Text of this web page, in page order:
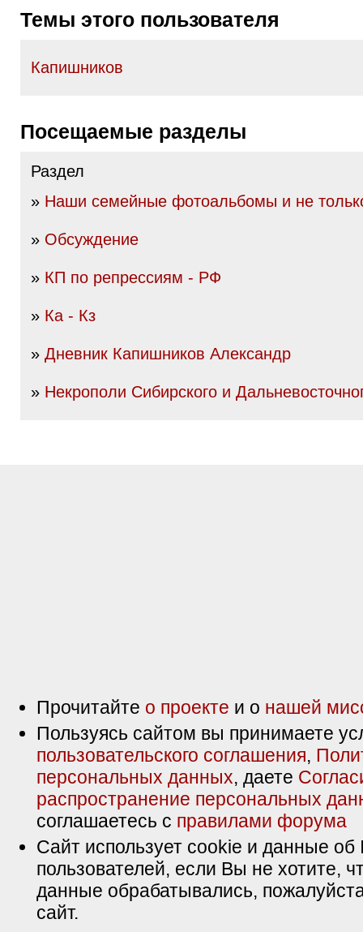
Темы этого пользователя
Капишников
Посещаемые разделы
Раздел
» Наши семейные фотоальбомы и не
» Обсуждение
» КП по репрессиям - РФ
» Ка - Кз
» Дневник Капишников Александр
» Некрополи Сибирского и
Прочитайте о проекте и о нашей
Пользуясь сайтом вы принимаете
пользовательского соглашения,
персональных данных, даете
распространение персональных
соглашаетесь с правилами форума
Сайт использует cookie и данные об
пользователей, если Вы не хотите,
данные обрабатывались,
сайт.